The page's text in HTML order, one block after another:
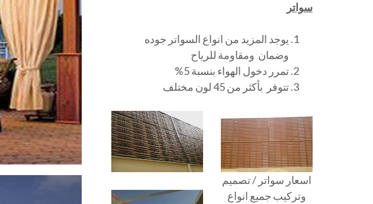
سواتر
يوجد المزيد من انواع السواتر جوده
وضمان ومقاومة للرياح
تمرر دخول الهواء بنسبة 5%
تتوفر بأكثر من 45 لون مختلف
اسعار سواتر / تصميم
وتركيب جميع انواع